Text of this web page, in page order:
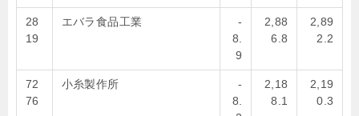
28
19
エバラ食品工業
-
8.
9
2,88
6.8
2,89
2.2
72
76
小糸製作所
-
8.
2,18
8.1
2,19
0.3